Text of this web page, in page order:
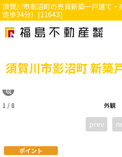
須賀川市影沼町の売買新築一戸建て
徒歩34分）[11643]
須賀川市影沼町 新築
外観
1 / 8
prev
ポイント